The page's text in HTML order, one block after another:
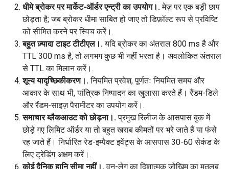
धीमे ब्रोकर पर मार्केट-ऑर्डर एन्ट्री का उपयोग।.मेज़ पर एक बड़ी छाप
छोड़ता है; जब ब्रोकर धीमा साबित हो जाए तो डिफ़ॉल्ट रूप से प्रविष्टि
को सीमित करने पर स्विच करें।.
बहुत ज़्यादा टाइट टीटीएल।.यदि ब्रोकर का अंतराल 800 ms है और
TTL 300 ms है, तो लगभग कुछ भी नहीं भरता है। अवलोकित अंतराल
से TTL का मिलान करें।.
शून्य यादृच्छिकीकरण।.नियमित प्रवेश, पूर्णतः नियमित समय और
आकार के साथ भी, यांत्रिक निष्पादन का खुलासा करते हैं। रैंडम-डिले
और रैंडम-साइज़ पैरामीटर का उपयोग करें।.
समाचार ब्लैकआउट को छोड़ना।.प्रमुख रिलीज के आसपास बुक में
छोड़े गए लिमिट ऑर्डर या तो बहुत खराब कीमतों पर भरे जाते हैं या फंसे
रह जाते हैं। निर्धारित रेड-इम्पैक्ट इवेंट्स के आसपास 30-60 सेकंड के
लिए ट्रेडिंग अक्षम करें।.
कोई दैनिक हानि सीमा नहीं।. वन-लेग का दिशात्मक जोखिम का मतलब